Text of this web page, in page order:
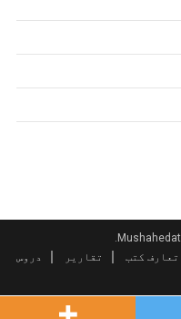
Mushahedat
تعارف کتب تقاریر
دروس